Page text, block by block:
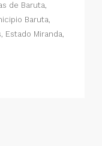
de Baruta,
Baruta,
Miranda,